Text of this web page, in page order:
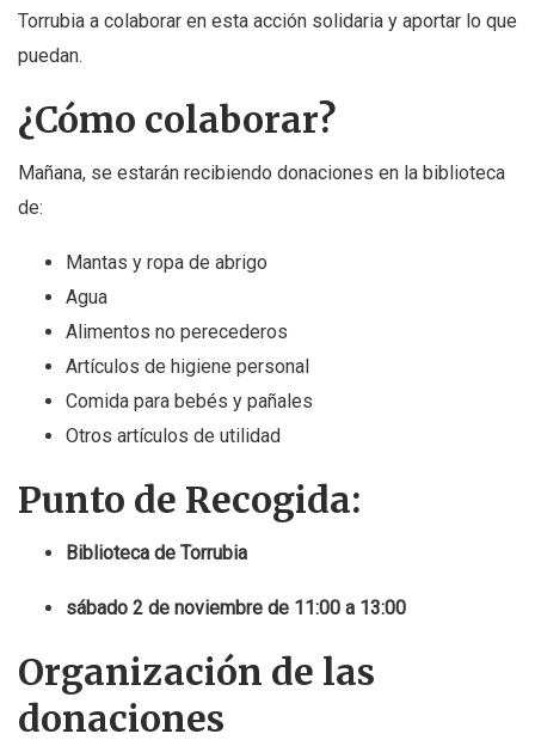
Torrubia a colaborar en esta acción solidaria y aportar lo que
puedan.
¿Cómo colaborar?
Mañana, se estarán recibiendo donaciones en la biblioteca
de:
Mantas y ropa de abrigo
Agua
Alimentos no perecederos
Artículos de higiene personal
Comida para bebés y pañales
Otros artículos de utilidad
Punto de Recogida:
Biblioteca de Torrubia
sábado 2 de noviembre de 11:00 a 13:00
Organización de las
donaciones